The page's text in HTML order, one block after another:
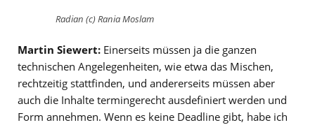
Radian (c) Rania Moslam
Martin Siewert: Einerseits müssen ja die ganzen
technischen Angelegenheiten, wie etwa das Mischen,
rechtzeitig stattfinden, und andererseits müssen aber
auch die Inhalte termingerecht ausdefiniert werden und
Form annehmen. Wenn es keine Deadline gibt, habe ich